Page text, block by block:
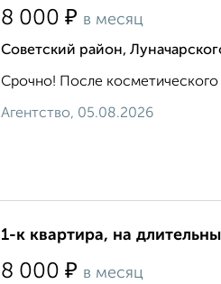
8 000 ₽ в месяц
Советский район,
Срочно! После
Агентство, 05.08.2026
1-к квартира, на
8 000 ₽ в месяц